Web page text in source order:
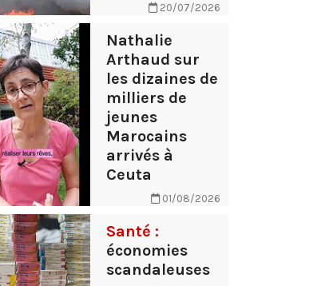
20/07/2026
Nathalie
Arthaud sur
les dizaines de
milliers de
jeunes
Marocains
arrivés à
Ceuta
01/08/2026
Santé :
économies
scandaleuses